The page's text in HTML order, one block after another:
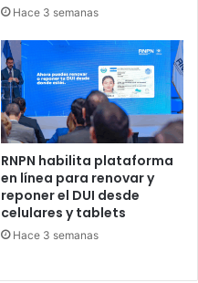
Hace 3 semanas
RNPN habilita plataforma
en línea para renovar y
reponer el DUI desde
celulares y tablets
Hace 3 semanas